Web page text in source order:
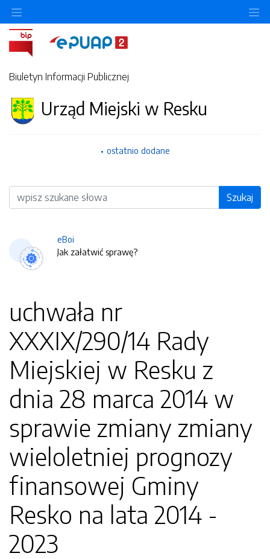
Biuletyn Informacji Publicznej
Urząd Miejski w Resku
ostatnio dodane
Wyszukiwarka Szukaj
eBoi
Jak załatwić sprawę?
uchwała nr
XXXIX/290/14 Rady
Miejskiej w Resku z
dnia 28 marca 2014 w
sprawie zmiany zmiany
wieloletniej prognozy
finansowej Gminy
Resko na lata 2014 -
2023